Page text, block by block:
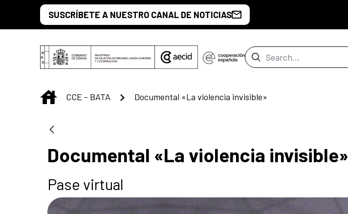
Skip to Main ContentSUSCRÍBETE A NUESTRO CANAL DE NOTICIAS
Search Bar
INICIO
CCE - BATA Documental «La violencia invisible»
Documental «La violencia invisible»
Pase virtual